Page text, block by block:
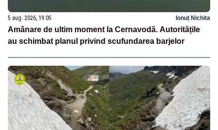
5 aug. 2026, 19:05 Ionuț Nichita
Amânare de ultim moment la Cernavodă. Autoritățile
au schimbat planul privind scufundarea barjelor